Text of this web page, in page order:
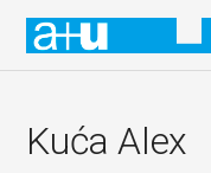
Kuća Alex